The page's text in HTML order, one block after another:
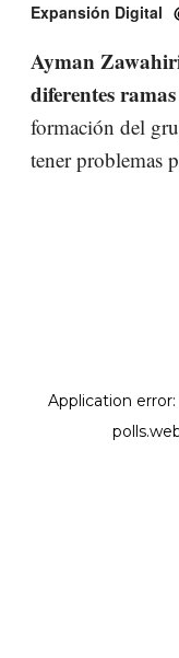
Expansión Digital
Ayman
diferentes
formación del
tener problemas